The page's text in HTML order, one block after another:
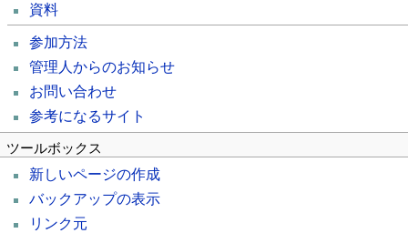
資料
参加方法
管理人からのお知らせ
お問い合わせ
参考になるサイト
ツールボックス
新しいページの作成
バックアップの表示
リンク元